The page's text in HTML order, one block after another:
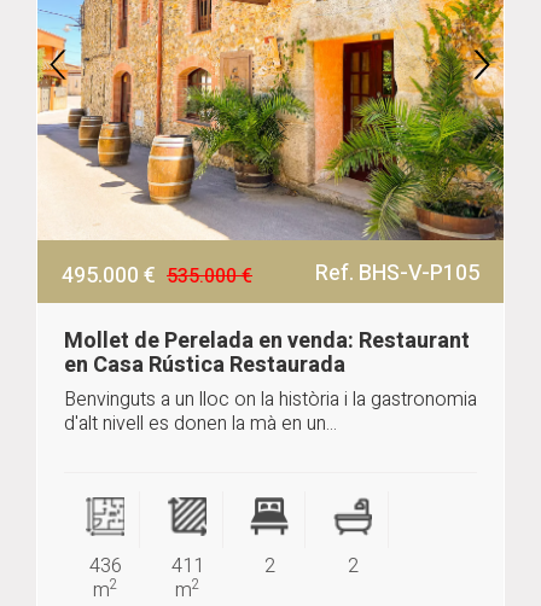
495.000 € 535.000 € Ref. BHS-V-P105
Mollet de Perelada en venda: Restaurant
en Casa Rústica Restaurada
Benvinguts a un lloc on la història i la gastronomia
d'alt nivell es donen la mà en un...
436
m2
411
m2
2 2